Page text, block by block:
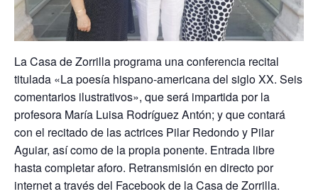
La Casa de Zorrilla programa una conferencia recital
titulada «La poesía hispano-americana del siglo XX. Seis
comentarios ilustrativos», que será impartida por la
profesora María Luisa Rodríguez Antón; y que contará
con el recitado de las actrices Pilar Redondo y Pilar
Aguiar, así como de la propia ponente. Entrada libre
hasta completar aforo. Retransmisión en directo por
internet a través del Facebook de la Casa de Zorrilla.